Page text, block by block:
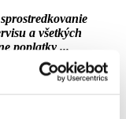
a všetkých
poplatky ...
podmienkami